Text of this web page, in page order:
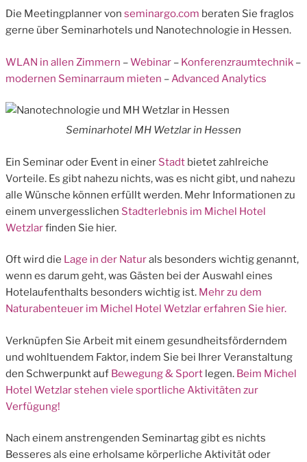
Die Meetingplanner von seminargo.com beraten Sie fraglos
gerne über Seminarhotels und Nanotechnologie in Hessen.
WLAN in allen Zimmern –Webinar – Konferenzraumtechnik –
modernen Seminarraum mieten –Advanced Analytics
Seminarhotel MH Wetzlar in Hessen
Ein Seminar oder Event in einer Stadt bietet zahlreiche
Vorteile. Es gibt nahezu nichts, was es nicht gibt, und nahezu
alle Wünsche können erfüllt werden. Mehr Informationen zu
einem unvergesslichen Stadterlebnis im Michel Hotel
Wetzlarfinden Sie hier.
Oft wird die Lage in der Naturals besonders wichtig genannt,
wenn es darum geht, was Gästen bei der Auswahl eines
Hotelaufenthalts besonders wichtig ist. Mehr zu dem
Naturabenteuer im Michel Hotel Wetzlar erfahren Sie hier.
Verknüpfen Sie Arbeit mit einem gesundheitsförderndem
und wohltuendem Faktor, indem Sie bei Ihrer Veranstaltung
den Schwerpunkt auf Bewegung & Sport legen. Beim Michel
Hotel Wetzlar stehen viele sportliche Aktivitäten zur
Verfügung!
Nach einem anstrengenden Seminartag gibt es nichts
Besseres als eine erholsame körperliche Aktivität oder